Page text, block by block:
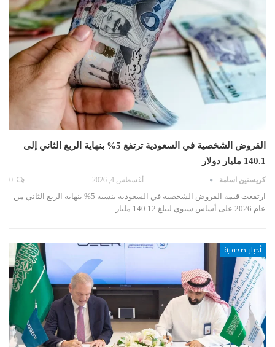
القروض الشخصية في السعودية ترتفع 5% بنهاية الربع الثاني إلى
140.1 مليار دولار
كريستين اسامة أغسطس 4, 2026
ارتفعت قيمة القروض الشخصية في السعودية بنسبة 5% بنهاية الربع الثاني من
عام 2026 على أساس سنوي لتبلغ 140.12 مليار…
أخبار صحفية